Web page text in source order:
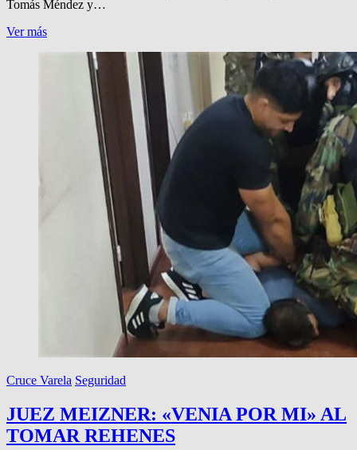
Tomás Méndez y…
Ver másDECOMISO
REPERCUSIONES
Cruce Varela Seguridad
JUEZ MEIZNER: «VENIA POR MI» AL
TOMAR REHENES